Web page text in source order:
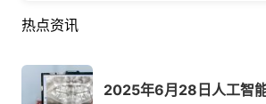
热点资讯
2025年6月28日人工智